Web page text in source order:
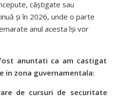
câștigate sau
și în 2026, unde o parte
anul acesta își vor
anuntati ca am castigat
in zona guvernamentala:
de cursuri de securitate